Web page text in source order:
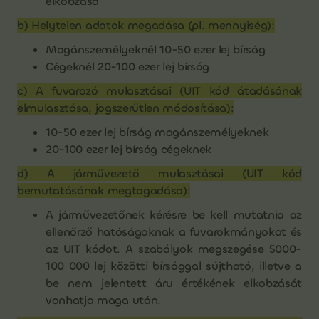
b) Helytelen adatok megadása (pl. mennyiség):
Magánszemélyeknél 10-50 ezer lej bírság
Cégeknél 20-100 ezer lej bírság
c) A fuvarozó mulasztásai (UIT kód átadásának
elmulasztása, jogszerűtlen módosítása):
10-50 ezer lej bírság magánszemélyeknek
20-100 ezer lej bírság cégeknek
d) A járművezető mulasztásai (UIT kód
bemutatásának megtagadása):
A járművezetőnek kérésre be kell mutatnia az
ellenőrző hatóságoknak a fuvarokmányokat és
az UIT kódot. A szabályok megszegése 5000-
100 000 lej közötti bírsággal sújtható, illetve a
be nem jelentett áru értékének elkobzását
vonhatja maga után.